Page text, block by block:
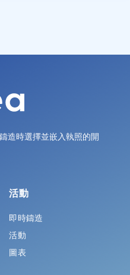
造時選擇並嵌入執照的開
活動
即時鑄造
活動
圖表